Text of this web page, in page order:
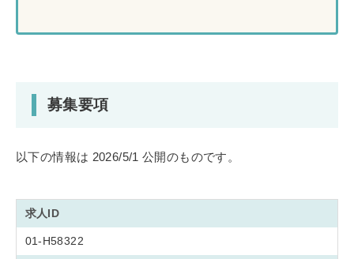
募集要項
以下の情報は 2026/5/1 公開のものです。
求人ID
01-H58322